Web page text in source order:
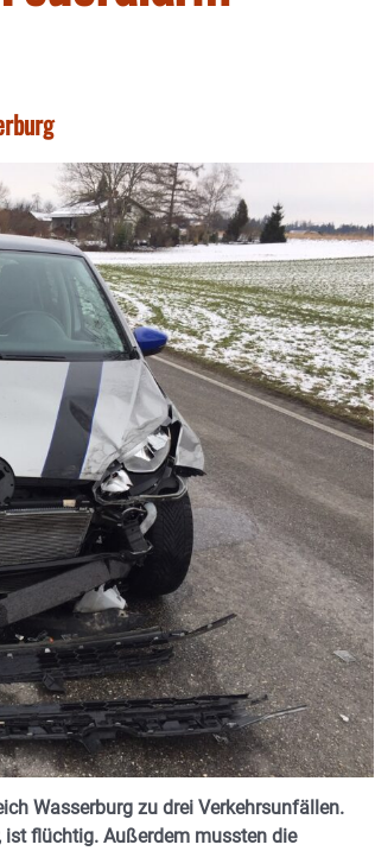
Wasserburg zu drei Verkehrsunfällen.
ist flüchtig. Außerdem mussten die